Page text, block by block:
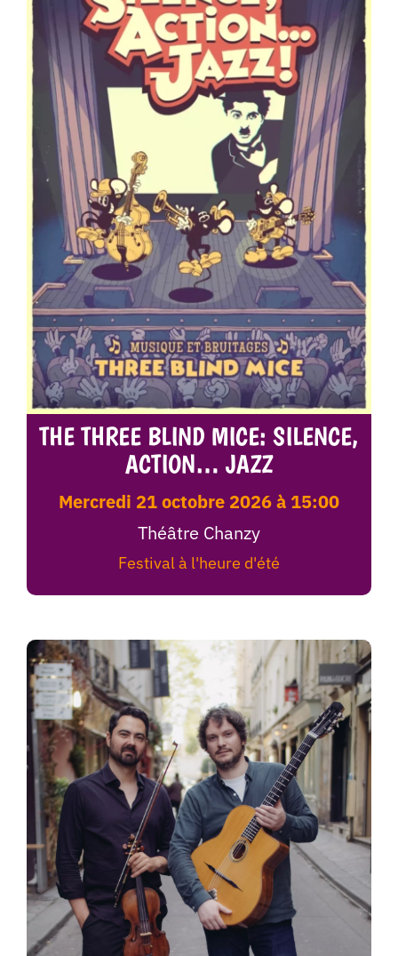
THE THREE BLIND MICE: SILENCE,
ACTION… JAZZ
mercredi 21 octobre 2026 à 15:00
Théâtre Chanzy
Festival à l'heure d'été